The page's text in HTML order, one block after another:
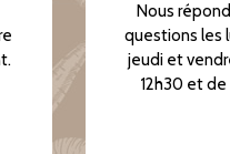
Nous
questions les
jeudi et
12h30 et de